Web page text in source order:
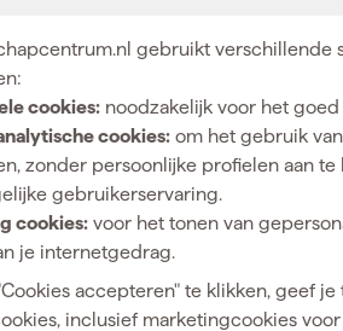
gebruikt verschillende
cookies: noodzakelijk voor het
cookies: om het gebruik
zonder persoonlijke profielen aan
gebruikerservaring.
cookies: voor het tonen van
je internetgedrag.
accepteren" te klikken, geef
inclusief marketingcookies